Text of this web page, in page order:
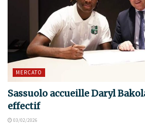
MERCATO
Sassuolo accueille Daryl
effectif
03/02/2026